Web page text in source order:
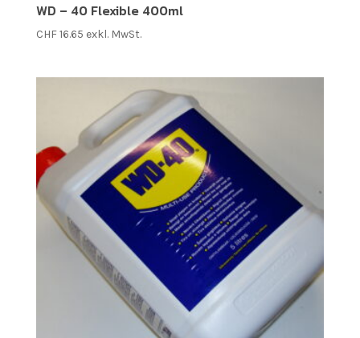
WD – 40 Flexible 400ml
CHF16.65 exkl. MwSt.